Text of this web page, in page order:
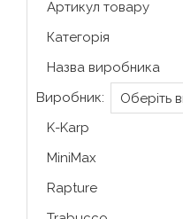
Артикул товару
Категорія
Назва виробника
Виробник:
Оберіть
K-Karp
MiniMax
Rapture